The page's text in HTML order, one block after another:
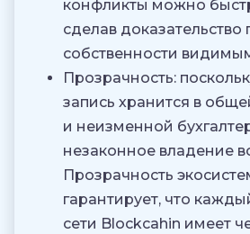
конфликты можно
сделав доказательство
собственности
Прозрачность:
запись хранится в
и неизменной
незаконное владение
Прозрачность
гарантирует, что
сети Blockcahin имеет